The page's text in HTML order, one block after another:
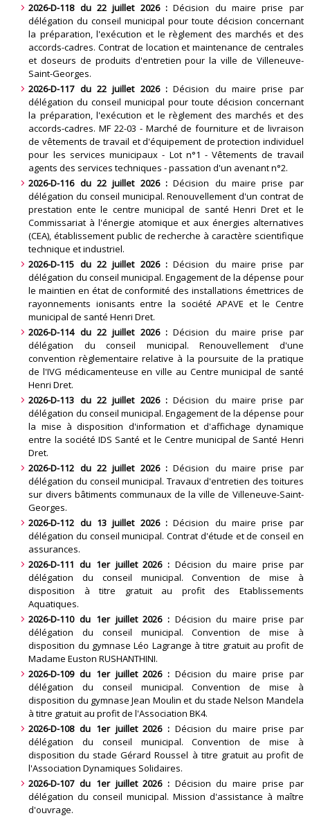
2026-D-118 du 22 juillet 2026 : Décision du maire prise par
délégation du conseil municipal pour toute décision concernant
la préparation, l'exécution et le règlement des marchés et des
accords-cadres. Contrat de location et maintenance de centrales
et doseurs de produits d'entretien pour la ville de Villeneuve-
Saint-Georges.
2026-D-117 du 22 juillet 2026 : Décision du maire prise par
délégation du conseil municipal pour toute décision concernant
la préparation, l'exécution et le règlement des marchés et des
accords-cadres. MF 22-03 - Marché de fourniture et de livraison
de vêtements de travail et d'équipement de protection individuel
pour les services municipaux - Lot n°1 - Vêtements de travail
agents des services techniques - passation d'un avenant n°2.
2026-D-116 du 22 juillet 2026 : Décision du maire prise par
délégation du conseil municipal. Renouvellement d'un contrat de
prestation ente le centre municipal de santé Henri Dret et le
Commissariat à l'énergie atomique et aux énergies alternatives
(CEA), établissement public de recherche à caractère scientifique
technique et industriel.
2026-D-115 du 22 juillet 2026 : Décision du maire prise par
délégation du conseil municipal. Engagement de la dépense pour
le maintien en état de conformité des installations émettrices de
rayonnements ionisants entre la société APAVE et le Centre
municipal de santé Henri Dret.
2026-D-114 du 22 juillet 2026 : Décision du maire prise par
délégation du conseil municipal. Renouvellement d'une
convention règlementaire relative à la poursuite de la pratique
de l'IVG médicamenteuse en ville au Centre municipal de santé
Henri Dret.
2026-D-113 du 22 juillet 2026 : Décision du maire prise par
délégation du conseil municipal. Engagement de la dépense pour
la mise à disposition d'information et d'affichage dynamique
entre la société IDS Santé et le Centre municipal de Santé Henri
Dret.
2026-D-112 du 22 juillet 2026 : Décision du maire prise par
délégation du conseil municipal. Travaux d'entretien des toitures
sur divers bâtiments communaux de la ville de Villeneuve-Saint-
Georges.
2026-D-112 du 13 juillet 2026 : Décision du maire prise par
délégation du conseil municipal. Contrat d'étude et de conseil en
assurances.
2026-D-111 du 1er juillet 2026 : Décision du maire prise par
délégation du conseil municipal. Convention de mise à
disposition à titre gratuit au profit des Etablissements
Aquatiques.
2026-D-110 du 1er juillet 2026 : Décision du maire prise par
délégation du conseil municipal. Convention de mise à
disposition du gymnase Léo Lagrange à titre gratuit au profit de
Madame Euston RUSHANTHINI.
2026-D-109 du 1er juillet 2026 : Décision du maire prise par
délégation du conseil municipal. Convention de mise à
disposition du gymnase Jean Moulin et du stade Nelson Mandela
à titre gratuit au profit de l'Association BK4.
2026-D-108 du 1er juillet 2026 : Décision du maire prise par
délégation du conseil municipal. Convention de mise à
disposition du stade Gérard Roussel à titre gratuit au profit de
l'Association Dynamiques Solidaires.
2026-D-107 du 1er juillet 2026 : Décision du maire prise par
délégation du conseil municipal. Mission d'assistance à maître
d'ouvrage.